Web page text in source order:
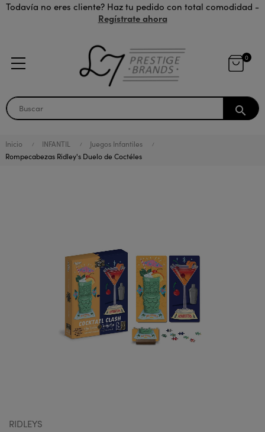
Todavía no eres cliente? Haz tu pedido con total comodidad -
Regístrate ahora
0
search
Inicio INFANTIL
Juegos Infantiles
Rompecabezas Ridley's Duelo de Coctéles
RIDLEYS